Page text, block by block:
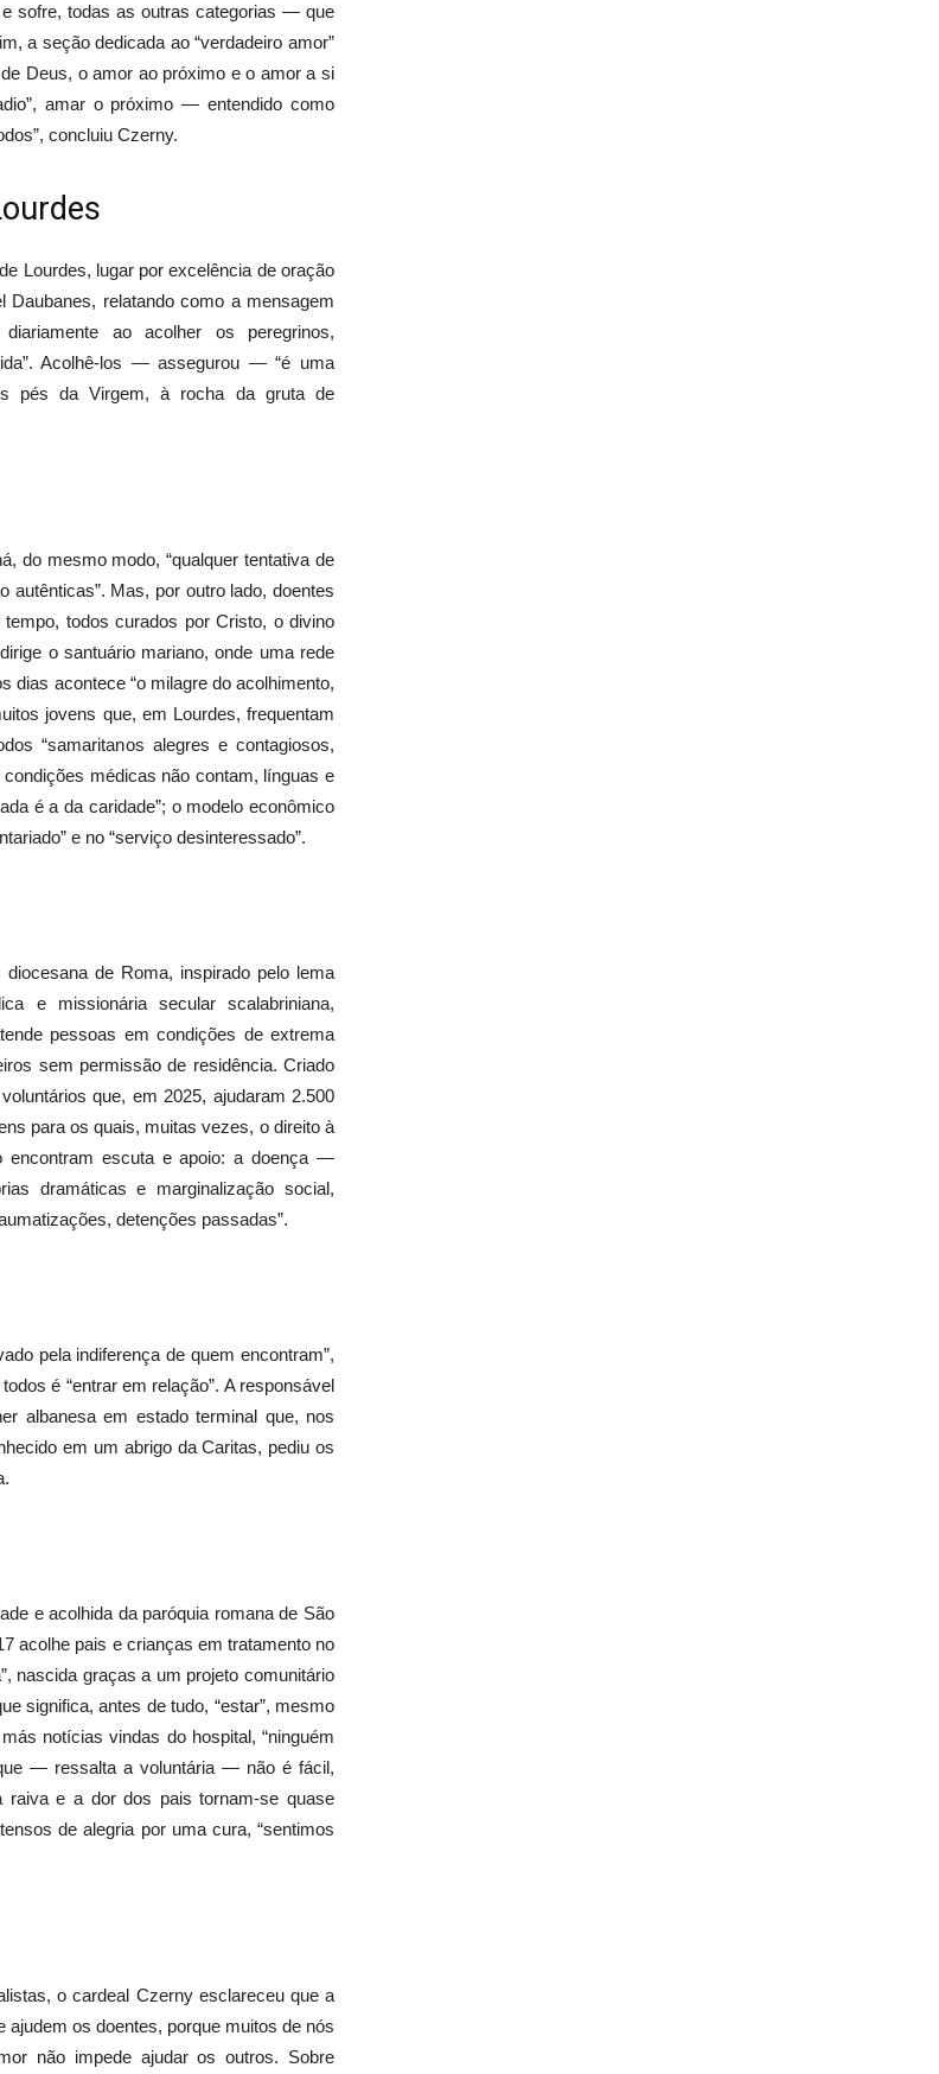
sofre, todas as outras categorias — que
a seção dedicada ao “verdadeiro amor”
Deus, o amor ao próximo e o amor a si
amar o próximo — entendido como
concluiu Czerny.
Lourdes, lugar por excelência de oração
relatando como a mensagem
ao acolher os peregrinos,
Acolhê-los — assegurou — “é uma
pés da Virgem, à rocha da gruta de
do mesmo modo, “qualquer tentativa de
Mas, por outro lado, doentes
todos curados por Cristo, o divino
o santuário mariano, onde uma rede
dias acontece “o milagre do acolhimento,
jovens que, em Lourdes, frequentam
“samaritanos alegres e contagiosos,
médicas não contam, línguas e
é a da caridade”; o modelo econômico
e no “serviço desinteressado”.
de Roma, inspirado pelo lema
e missionária secular scalabriniana,
pessoas em condições de extrema
sem permissão de residência. Criado
que, em 2025, ajudaram 2.500
para os quais, muitas vezes, o direito à
encontram escuta e apoio: a doença —
dramáticas e marginalização social,
detenções passadas”.
pela indiferença de quem encontram”,
é “entrar em relação”. A responsável
albanesa em estado terminal que, nos
em um abrigo da Caritas, pediu os
e acolhida da paróquia romana de São
acolhe pais e crianças em tratamento no
nascida graças a um projeto comunitário
significa, antes de tudo, “estar”, mesmo
notícias vindas do hospital, “ninguém
— ressalta a voluntária — não é fácil,
raiva e a dor dos pais tornam-se quase
de alegria por uma cura, “sentimos
o cardeal Czerny esclareceu que a
os doentes, porque muitos de nós
não impede ajudar os outros. Sobre